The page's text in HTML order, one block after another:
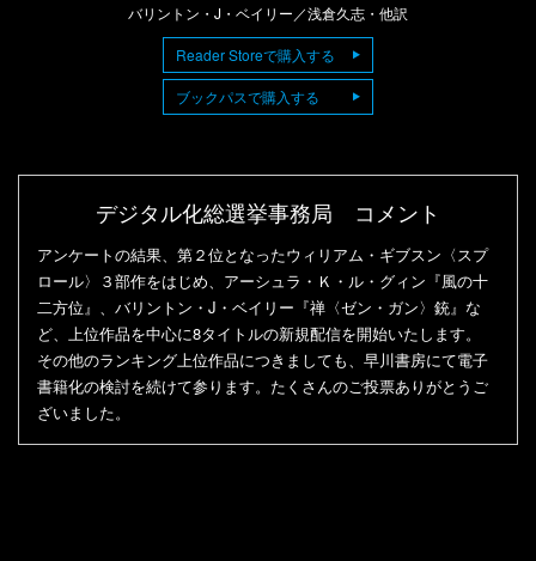
バリントン・J・ベイリー／浅倉久志・他訳
Reader Storeで購入する
ブックパスで購入する
デジタル化総選挙事務局 コメント
アンケートの結果、第２位となったウィリアム・ギブスン〈スプ
ロール〉３部作をはじめ、アーシュラ・Ｋ・ル・グィン『風の十
二方位』、バリントン・J・ベイリー『禅〈ゼン・ガン〉銃』な
ど、上位作品を中心に8タイトルの新規配信を開始いたします。
その他のランキング上位作品につきましても、早川書房にて電子
書籍化の検討を続けて参ります。たくさんのご投票ありがとうご
ざいました。